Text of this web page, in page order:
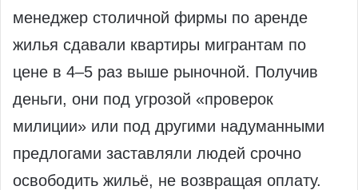
менеджер столичной фирмы по аренде
жилья сдавали квартиры мигрантам по
цене в 4–5 раз выше рыночной. Получив
деньги, они под угрозой «проверок
милиции» или под другими надуманными
предлогами заставляли людей срочно
освободить жильё, не возвращая оплату.